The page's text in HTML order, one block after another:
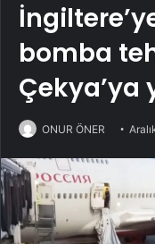
bomba
ONUR ÖNER